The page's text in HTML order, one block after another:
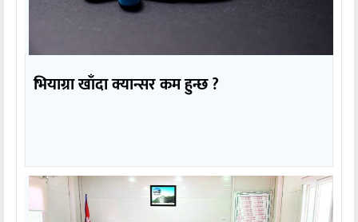
भियाग्रा खाँदा क्यान्सर कम हुन्छ ?